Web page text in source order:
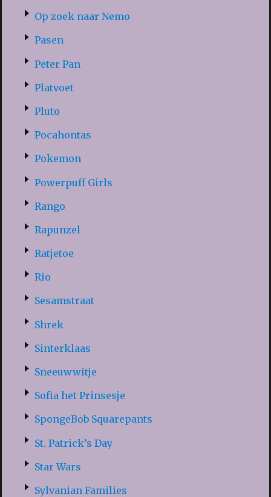
Op zoek naar Nemo
Pasen
Peter Pan
Platvoet
Pluto
Pocahontas
Pokemon
Powerpuff Girls
Rango
Rapunzel
Ratjetoe
Rio
Sesamstraat
Shrek
Sinterklaas
Sneeuwwitje
Sofia het Prinsesje
SpongeBob Squarepants
St. Patrick’s Day
Star Wars
Sylvanian Families